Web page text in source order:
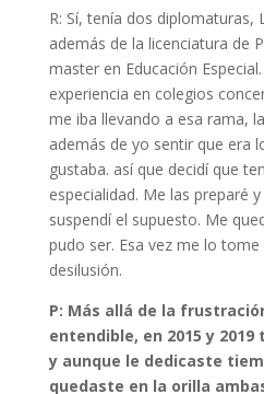
R: Sí, tenía dos diplomaturas,
además de la licenciatura de
master en Educación
experiencia en colegios
me iba llevando a esa rama,
además de yo sentir que era
gustaba. así que decidí que
especialidad. Me las preparé
suspendí el supuesto. Me
pudo ser. Esa vez me lo
desilusión.
P: Más allá de la
entendible, en 2015 y
y aunque le dedicaste
quedaste en la orilla